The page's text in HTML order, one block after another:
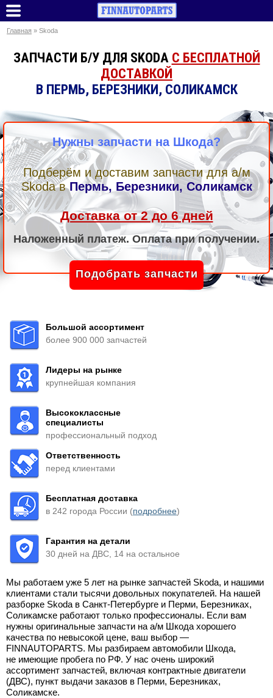
Главная » Skoda
ЗАПЧАСТИ Б/У ДЛЯ SKODA С БЕСПЛАТНОЙ
ДОСТАВКОЙ
В ПЕРМЬ, БЕРЕЗНИКИ, СОЛИКАМСК
Нужны запчасти на Шкода?
Подберём и доставим запчасти для а/м
SkodaвПермь, Березники, Соликамск
Доставка от 2 до 6 дней
Наложенный платеж. Оплата при получении.
Подобрать запчасти
Большой ассортимент
более 900 000 запчастей
Лидеры на рынке
крупнейшая компания
Высококлассные
специалисты
профессиональный подход
Ответственность
перед клиентами
Бесплатная доставка
в 242 города России (подробнее)
Гарантия на детали
30 дней на ДВС, 14 на остальное
Мы работаем уже 5 лет на рынке запчастей Skoda, и нашими
клиентами стали тысячи довольных покупателей. На нашей
разборке Skoda в Санкт-Петербурге и Перми, Березниках,
Соликамске работают только профессионалы. Если вам
нужны оригинальные запчасти на а/м Шкода хорошего
качества по невысокой цене, ваш выбор —
FINNAUTOPARTS. Мы разбираем автомобили Шкода,
не имеющие пробега по РФ. У нас очень широкий
ассортимент запчастей, включая контрактные двигатели
(ДВС), пункт выдачи заказов в Перми, Березниках,
Соликамске.